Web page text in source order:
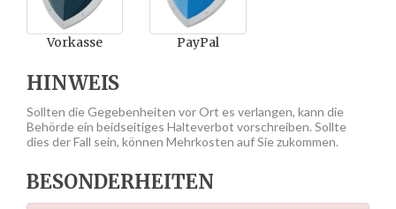
Vorkasse PayPal
HINWEIS
Sollten die Gegebenheiten vor Ort es verlangen, kann die
Behörde ein beidseitiges Halteverbot vorschreiben. Sollte
dies der Fall sein, können Mehrkosten auf Sie zukommen.
BESONDERHEITEN